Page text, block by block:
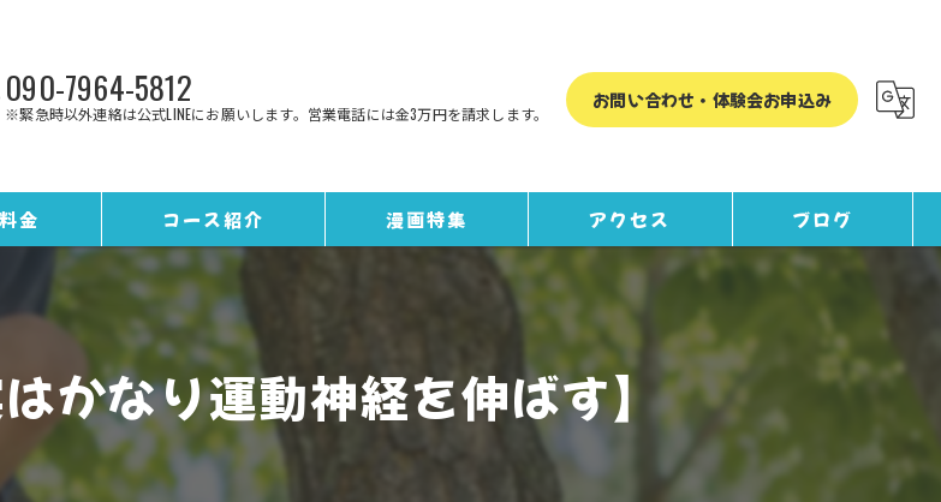
090-7964-5812
※緊急時以外連絡は公式LINEにお願いします。営業電話には金3万円を請求します。
お問い合わせ・体験会お申込み
金 コース紹介
トレーニングコース
野球コース
漫画特集 アクセス ブログ
かなり運動神経を伸ばす】